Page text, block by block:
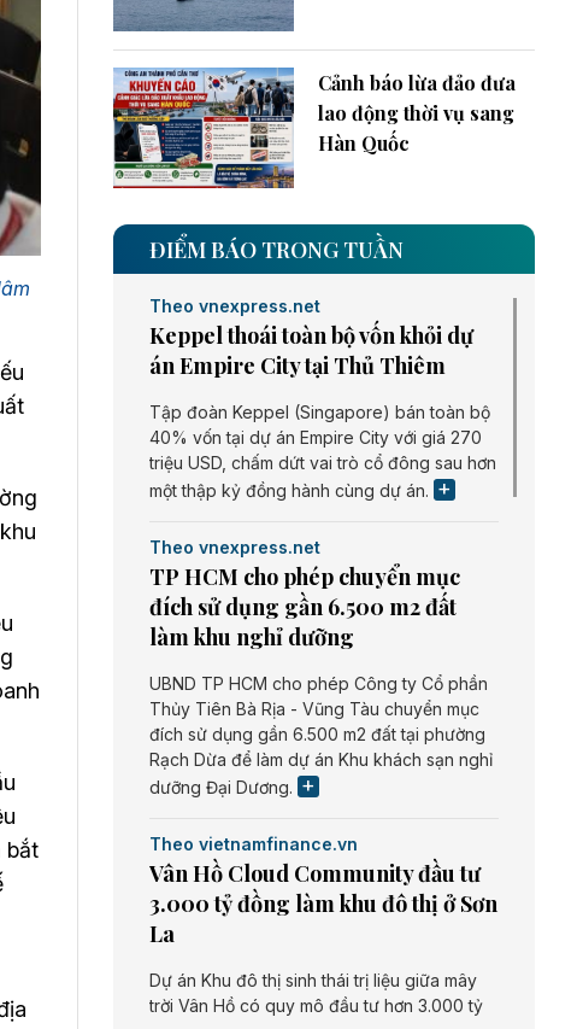
bắt
Cảnh báo lừa đảo đưa
lao động thời vụ sang
Hàn Quốc
ĐIỂM BÁO TRONG TUẦN
Theo vnexpress.net
Keppel thoái toàn bộ vốn khỏi dự
án Empire City tại Thủ Thiêm
Tập đoàn Keppel (Singapore) bán toàn bộ
40% vốn tại dự án Empire City với giá 270
triệu USD, chấm dứt vai trò cổ đông sau hơn
một thập kỷ đồng hành cùng dự án.
Theo vnexpress.net
TP HCM cho phép chuyển mục
đích sử dụng gần 6.500 m2 đất
làm khu nghỉ dưỡng
UBND TP HCM cho phép Công ty Cổ phần
Thủy Tiên Bà Rịa - Vũng Tàu chuyển mục
đích sử dụng gần 6.500 m2 đất tại phường
Rạch Dừa để làm dự án Khu khách sạn nghỉ
dưỡng Đại Dương.
Theo vietnamfinance.vn
Vân Hồ Cloud Community đầu tư
3.000 tỷ đồng làm khu đô thị ở Sơn
La
Dự án Khu đô thị sinh thái trị liệu giữa mây
trời Vân Hồ có quy mô đầu tư hơn 3.000 tỷ